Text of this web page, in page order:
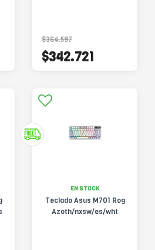
$364.597
$342.721
EN STOCK
Teclado Asus M701 Rog
Azoth/nxsw/es/wht